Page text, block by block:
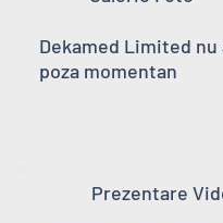
Dekamed Limited
poza momentan
Prezentare